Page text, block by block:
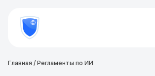
800
777-
81-Проверить
Главная / Регламенты по ИИ